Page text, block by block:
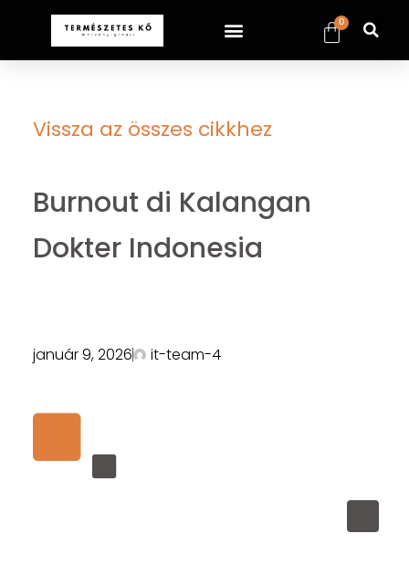
0
Vissza az összes cikkhez
Burnout di Kalangan
Dokter Indonesia
január 9, 2026 it-team-4